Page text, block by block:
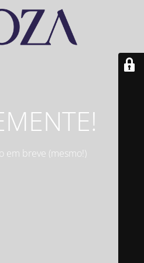
em breve (mesmo!)